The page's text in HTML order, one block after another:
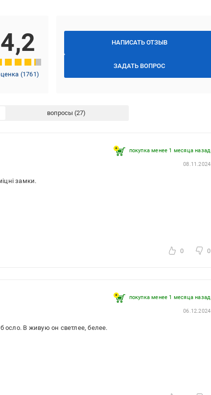
НАПИСАТЬ ОТЗЫВ
ЗАДАТЬ ВОПРОС
4,2
(1761)
вопросы
покупка менее 1 месяца назад
08.11.2024
замки.
0 0
покупка менее 1 месяца назад
06.12.2024
осло. В живую он светлее, белее.